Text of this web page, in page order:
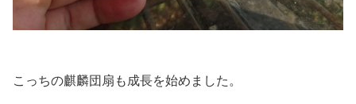
こっちの麒麟団扇も成長を始めました。